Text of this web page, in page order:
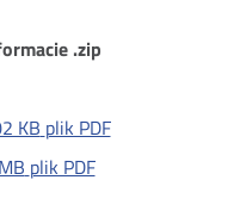
.zip
KB plik PDF
plik PDF